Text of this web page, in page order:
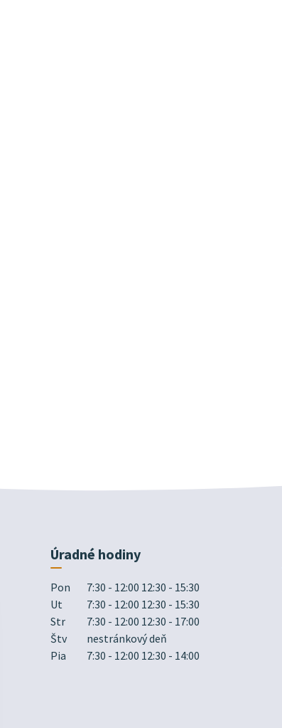
Úradné hodiny
Pon
7:30 - 12:00 12:30 - 15:30
Ut
7:30 - 12:00 12:30 - 15:30
Str
7:30 - 12:00 12:30 - 17:00
Štv
nestránkový deň
Pia
7:30 - 12:00 12:30 - 14:00